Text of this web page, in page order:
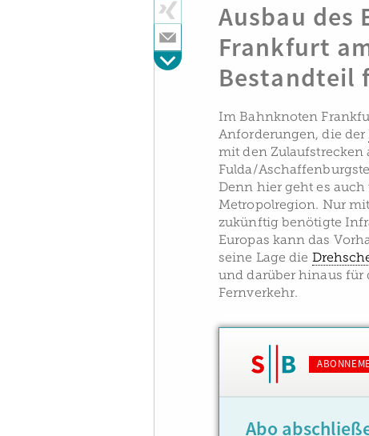
Ausbau des
Frankfurt
Bestandteil
Im Bahnknoten
Anforderungen, die der
mit den
Fulda/
Denn hier geht es
Metropolregion. Nur
zukünftig benötigte
Europas kann das
seine Lage die
und darüber hinaus für
Fernverkehr.
Abo